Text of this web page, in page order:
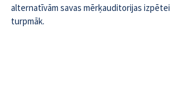
alternatīvām savas mērķauditorijas izpētei
turpmāk.